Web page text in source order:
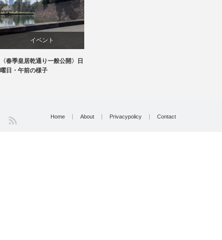
イベント
文化
〈春季皇居乾通り一般公開〉日
曜日・午前の様子
Home About Privacypolicy Contact